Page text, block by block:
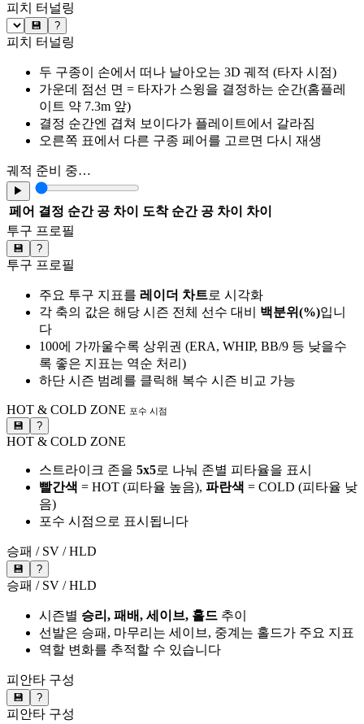
피치 터널링
💾 ?
피치 터널링
두 구종이 손에서 떠나 날아오는 3D 궤적 (타자 시점)
가운데 점선 면 = 타자가 스윙을 결정하는 순간(홈플레
이트 약 7.3m 앞)
결정 순간엔 겹쳐 보이다가 플레이트에서 갈라짐
오른쪽 표에서 다른 구종 페어를 고르면 다시 재생
궤적 준비 중…
▶
페어 결정 순간 공 차이 도착 순간 공 차이
차이
투구 프로필
💾 ?
투구 프로필
주요 투구 지표를 레이더 차트로 시각화
각 축의 값은 해당 시즌 전체 선수 대비 백분위(%)입니
다
100에 가까울수록 상위권 (ERA, WHIP, BB/9 등 낮을수
록 좋은 지표는 역순 처리)
하단 시즌 범례를 클릭해 복수 시즌 비교 가능
HOT & COLD ZONE 포수 시점
💾 ?
HOT & COLD ZONE
스트라이크 존을 5x5로 나눠 존별 피타율을 표시
빨간색 = HOT (피타율 높음), 파란색 = COLD (피타율 낮
음)
포수 시점으로 표시됩니다
승패 / SV / HLD
💾 ?
승패 / SV / HLD
시즌별 승리, 패배, 세이브, 홀드 추이
선발은 승패, 마무리는 세이브, 중계는 홀드가 주요 지표
역할 변화를 추적할 수 있습니다
피안타 구성
💾 ?
피안타 구성